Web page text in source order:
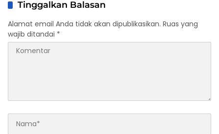
Tinggalkan Balasan
Alamat email Anda tidak akan dipublikasikan. Ruas yang
wajib ditandai *